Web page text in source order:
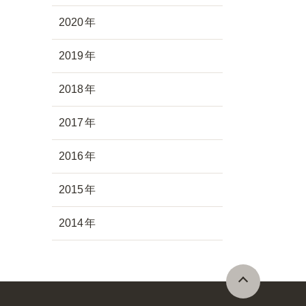
2020
2019
2018
2017
2016
2015
2014